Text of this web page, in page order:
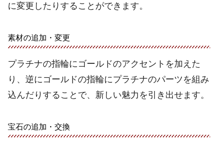
に変更したりすることができます。
素材の追加・変更
プラチナの指輪にゴールドのアクセントを加えた
り、逆にゴールドの指輪にプラチナのパーツを組み
込んだりすることで、新しい魅力を引き出せます。
宝石の追加・交換